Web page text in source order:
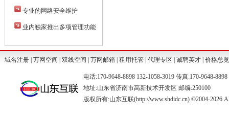
专业的网络安全维护
业内独家推出多项管理功能
域名注册 万网空间 双线空间 万网邮箱 租用托管 代理专区 诚聘英才 价格总览
电话:170-9648-8898 132-1058-3019 传真:170-9648-
地址:山东省济南市高新技术开发区 邮编:250100
版权所有:山东互联(http://www.shdidc.cn) ©2004-2026